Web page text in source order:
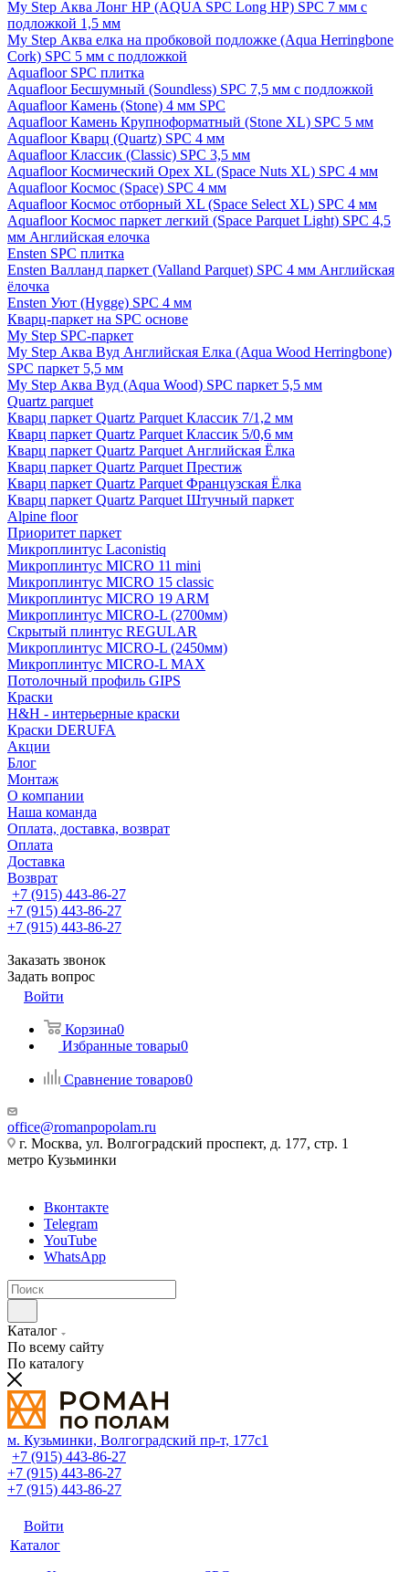
My Step Аква Лонг НР (AQUA SPC Long HP) SPC 7 мм с
подложкой 1,5 мм
My Step Аква елка на пробковой подложке (Aqua Herringbone
Cork) SPC 5 мм с подложкой
Aquafloor SPC плитка
Aquafloor Бесшумный (Soundless) SPC 7,5 мм с подложкой
Aquafloor Камень (Stone) 4 мм SPC
Aquafloor Камень Крупноформатный (Stone XL) SPC 5 мм
Aquafloor Кварц (Quartz) SPC 4 мм
Aquafloor Классик (Classic) SPC 3,5 мм
Aquafloor Космический Орех XL (Space Nuts XL) SPC 4 мм
Aquafloor Космос (Space) SPC 4 мм
Aquafloor Космос отборный XL (Space Select XL) SPC 4 мм
Aquafloor Космос паркет легкий (Space Parquet Light) SPC 4,5
мм Английская елочка
Ensten SPC плитка
Ensten Валланд паркет (Valland Parquet) SPC 4 мм Английская
ёлочка
Ensten Уют (Hygge) SPC 4 мм
Кварц-паркет на SPC основе
My Step SPC-паркет
My Step Аква Вуд Английская Елка (Aqua Wood Herringbone)
SPC паркет 5,5 мм
My Step Аква Вуд (Aqua Wood) SPC паркет 5,5 мм
Quartz parquet
Кварц паркет Quartz Parquet Классик 7/1,2 мм
Кварц паркет Quartz Parquet Классик 5/0,6 мм
Кварц паркет Quartz Parquet Английская Ёлка
Кварц паркет Quartz Parquet Престиж
Кварц паркет Quartz Parquet Французская Ёлка
Кварц паркет Quartz Parquet Штучный паркет
Alpine floor
Приоритет паркет
Микроплинтус Laconistiq
Микроплинтус MICRO 11 mini
Микроплинтус MICRO 15 classic
Микроплинтус MICRO 19 ARM
Микроплинтус MICRO-L (2700мм)
Скрытый плинтус REGULAR
Микроплинтус MICRO-L (2450мм)
Микроплинтус MICRO-L MAX
Потолочный профиль GIPS
Краски
H&H - интерьерные краски
Краски DERUFA
Акции
Блог
Монтаж
О компании
Наша команда
Оплата, доставка, возврат
Оплата
Доставка
Возврат
+7 (915) 443-86-27
+7 (915) 443-86-27
+7 (915) 443-86-27
Заказать звонок
Задать вопрос
Войти
Корзина0
Избранные товары0
Сравнение товаров0
office@romanpopolam.ru
г. Москва, ул. Волгоградский проспект, д. 177, стр. 1
метро Кузьминки
Вконтакте
Telegram
YouTube
WhatsApp
Каталог
По всему сайту
По каталогу
м. Кузьминки, Волгоградский пр‑т, 177с1
+7 (915) 443-86-27
+7 (915) 443-86-27
+7 (915) 443-86-27
Войти
Каталог